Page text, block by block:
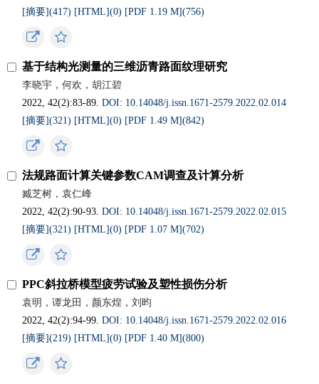
[摘要](417) [HTML](0) [PDF 1.19 M](756)
基于结构光测量的三维沥青路面纹理研究
李晓宇，何欢，胡江碧
2022, 42(2):83-89.DOI: 10.14048/j.issn.1671-2579.2022.02.014
[摘要](321) [HTML](0) [PDF 1.49 M](842)
法规路面计算关键参数CAM调查及计算分析
臧芝树，袁仁峰
2022, 42(2):90-93.DOI: 10.14048/j.issn.1671-2579.2022.02.015
[摘要](321) [HTML](0) [PDF 1.07 M](702)
PPC斜拉桥模型疲劳试验及塑性损伤分析
袁明，谭龙田，颜东煌，刘昀
2022, 42(2):94-99.DOI: 10.14048/j.issn.1671-2579.2022.02.016
[摘要](219) [HTML](0) [PDF 1.40 M](800)